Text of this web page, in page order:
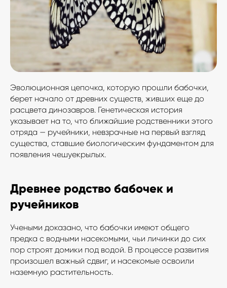
Эволюционная цепочка, которую прошли бабочки,
берет начало от древних существ, живших еще до
расцвета динозавров. Генетическая история
указывает на то, что ближайшие родственники этого
отряда — ручейники, невзрачные на первый взгляд
существа, ставшие биологическим фундаментом для
появления чешуекрылых.
Древнее родство бабочек и
ручейников
Учеными доказано, что бабочки имеют общего
предка с водными насекомыми, чьи личинки до сих
пор строят домики под водой. В процессе развития
произошел важный сдвиг, и насекомые освоили
наземную растительность.